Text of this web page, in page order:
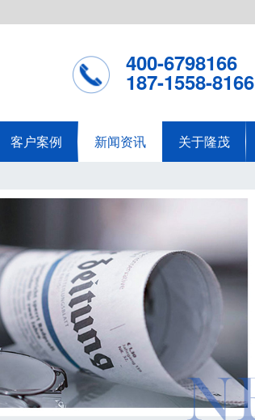
400-6798166
187-1558-8166
客户案例 新闻资讯 关于隆茂